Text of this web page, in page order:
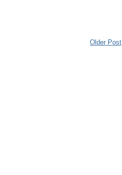
Older Post